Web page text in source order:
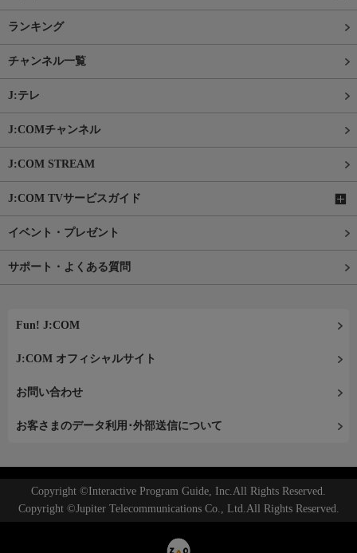
ランキング
チャンネル一覧
J:テレ
J:COMチャンネル
J:COM STREAM
J:COM TVサービスガイド
イベント・プレゼント
サポート・よくある質問
Fun! J:COM
J:COM オフィシャルサイト
お問い合わせ
お客さまのデータ利用･外部送信について
Copyright ©Interactive Program Guide, Inc.All Rights Reserved.
Copyright ©Jupiter Telecommunications Co., Ltd.All Rights Reserved.